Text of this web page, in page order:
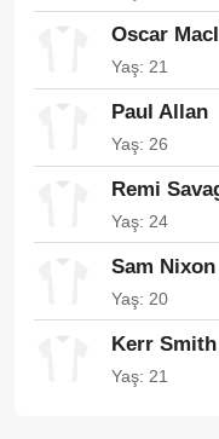
Oscar
Yaş: 21
Paul Allan
Yaş: 26
Remi
Yaş: 24
Sam Nixon
Yaş: 20
Kerr Smith
Yaş: 21